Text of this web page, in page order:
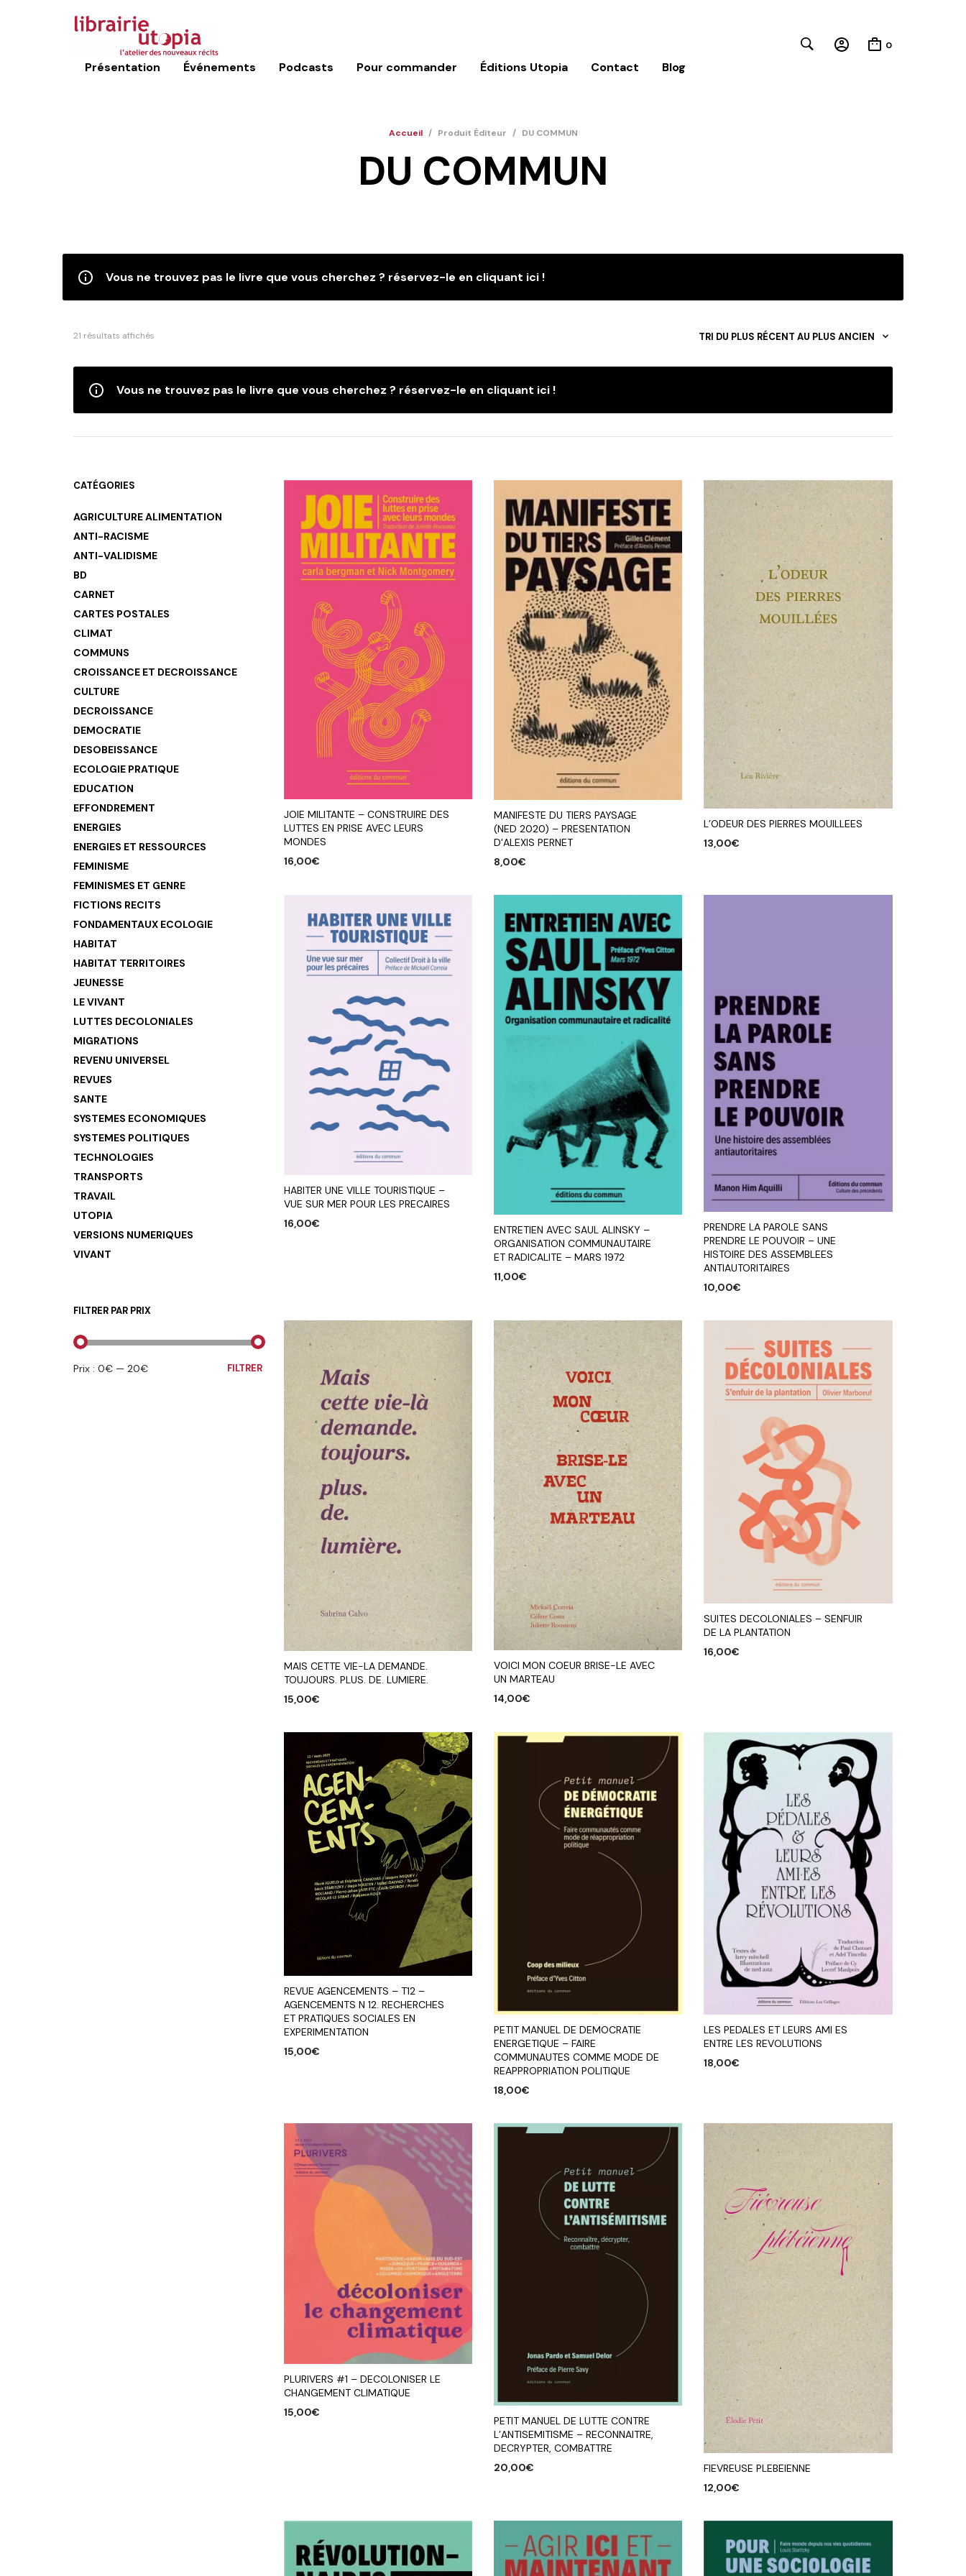
Présentation Événements Podcasts Pour commander Éditions Utopia Contact Blog
0
Accueil / Produit Éditeur / DU COMMUN
DU COMMUN
Vous ne trouvez pas le livre que vous cherchez ? réservez-le en cliquant ici !
21 résultats affichés
au
ancien
TRI DU PLUS RÉCENT AU PLUS ANCIEN
Vous ne trouvez pas le livre que vous cherchez ? réservez-le en cliquant ici !
CATÉGORIES
AGRICULTURE ALIMENTATION
ANTI-RACISME
ANTI-VALIDISME
BD
CARNET
CARTES POSTALES
CLIMAT
COMMUNS
CROISSANCE ET DECROISSANCE
CULTURE
DECROISSANCE
DEMOCRATIE
DESOBEISSANCE
ECOLOGIE PRATIQUE
EDUCATION
EFFONDREMENT
ENERGIES
ENERGIES ET RESSOURCES
FEMINISME
FEMINISMES ET GENRE
FICTIONS RECITS
FONDAMENTAUX ECOLOGIE
HABITAT
HABITAT TERRITOIRES
JEUNESSE
LE VIVANT
LUTTES DECOLONIALES
MIGRATIONS
REVENU UNIVERSEL
REVUES
SANTE
SYSTEMES ECONOMIQUES
SYSTEMES POLITIQUES
TECHNOLOGIES
TRANSPORTS
TRAVAIL
UTOPIA
VERSIONS NUMERIQUES
VIVANT
FILTRER PAR PRIX
PRIX
PRIX
FILTRER
Prix : 0€ — 20€
JOIE MILITANTE – CONSTRUIRE DES
LUTTES EN PRISE AVEC LEURS
MONDES
16,00€
MANIFESTE DU TIERS PAYSAGE
(NED 2020) – PRESENTATION
D’ALEXIS PERNET
8,00€
L’ODEUR DES PIERRES MOUILLEES
13,00€
HABITER UNE VILLE TOURISTIQUE –
VUE SUR MER POUR LES PRECAIRES
16,00€
ENTRETIEN AVEC SAUL ALINSKY –
ORGANISATION COMMUNAUTAIRE
ET RADICALITE – MARS 1972
11,00€
PRENDRE LA PAROLE SANS
PRENDRE LE POUVOIR – UNE
HISTOIRE DES ASSEMBLEES
ANTIAUTORITAIRES
10,00€
MAIS CETTE VIE-LA DEMANDE.
TOUJOURS. PLUS. DE. LUMIERE.
15,00€
VOICI MON COEUR BRISE-LE AVEC
UN MARTEAU
14,00€
SUITES DECOLONIALES – SENFUIR
DE LA PLANTATION
16,00€
REVUE AGENCEMENTS – T12 –
AGENCEMENTS N 12. RECHERCHES
ET PRATIQUES SOCIALES EN
EXPERIMENTATION
15,00€
PETIT MANUEL DE DEMOCRATIE
ENERGETIQUE – FAIRE
COMMUNAUTES COMME MODE DE
REAPPROPRIATION POLITIQUE
18,00€
LES PEDALES ET LEURS AMI ES
ENTRE LES REVOLUTIONS
18,00€
PLURIVERS #1 – DECOLONISER LE
CHANGEMENT CLIMATIQUE
15,00€
PETIT MANUEL DE LUTTE CONTRE
L’ANTISEMITISME – RECONNAITRE,
DECRYPTER, COMBATTRE
20,00€
FIEVREUSE PLEBEIENNE
12,00€